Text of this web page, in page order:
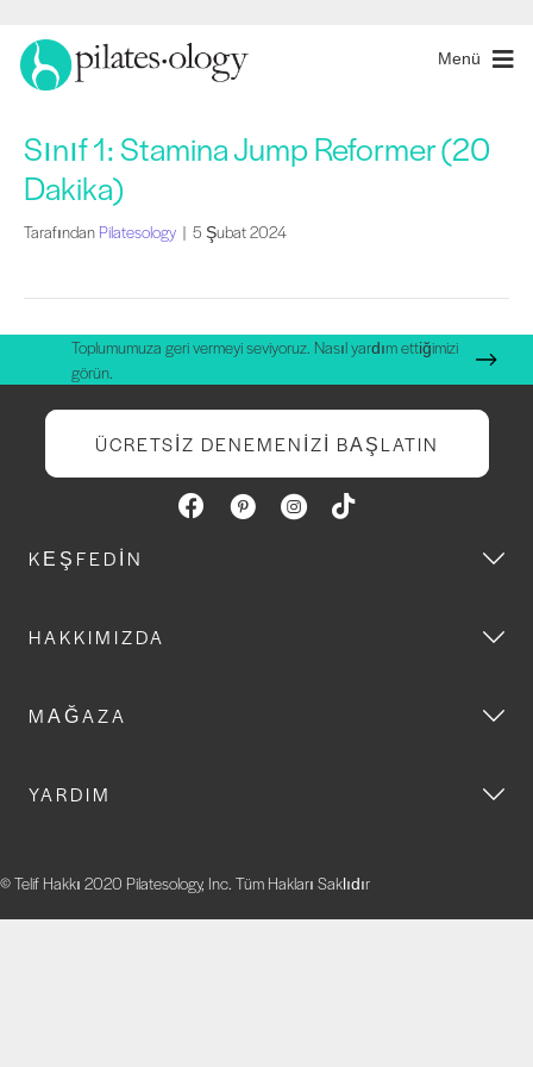
Menü
Sınıf 1: Stamina Jump Reformer (20
Dakika)
Tarafından Pilatesology | 5 Şubat 2024
Toplumumuza geri vermeyi seviyoruz. Nasıl yardım ettiğimizi
görün.
ÜCRETSIZ DENEMENIZI BAŞLATIN
KEŞFEDIN
HAKKIMIZDA
MAĞAZA
YARDIM
© Telif Hakkı 2020 Pilatesology, Inc. Tüm Hakları Saklıdır